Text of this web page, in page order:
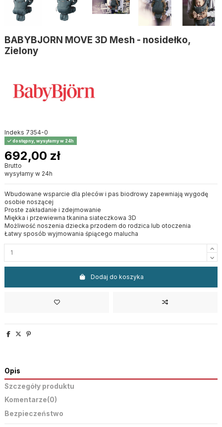
BABYBJORN MOVE 3D Mesh - nosidełko,
Zielony
Indeks 7354-0
dostępny, wysyłamy w 24h
692,00 zł
Brutto
wysyłamy w 24h
Wbudowane wsparcie dla pleców i pas biodrowy zapewniają wygodę
osobie noszącej
Proste zakładanie i zdejmowanie
Miękka i przewiewna tkanina siateczkowa 3D
Możliwość noszenia dziecka przodem do rodzica lub otoczenia
Łatwy sposób wyjmowania śpiącego malucha
Dodaj do koszyka
Opis
Szczegóły produktu
Komentarze(0)
Bezpieczeństwo